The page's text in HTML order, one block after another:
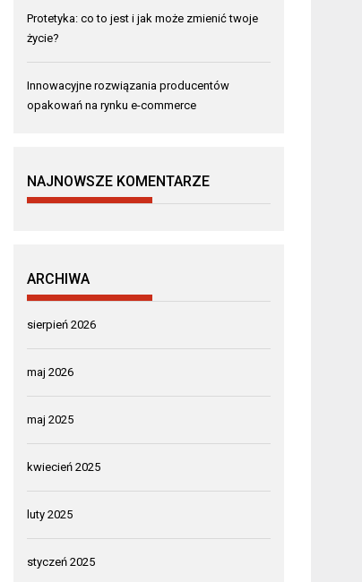
Protetyka: co to jest i jak może zmienić twoje
życie?
Innowacyjne rozwiązania producentów
opakowań na rynku e-commerce
NAJNOWSZE KOMENTARZE
ARCHIWA
sierpień 2026
maj 2026
maj 2025
kwiecień 2025
luty 2025
styczeń 2025